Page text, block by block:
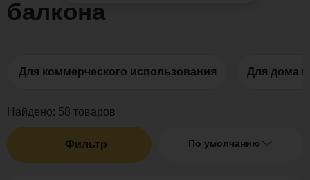
балкона
Для коммерческого использования Для дома и
Найдено: 58 товаров
Фильтр По умолчанию